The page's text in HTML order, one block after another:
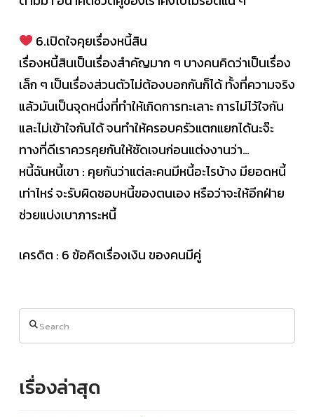
6.เปิดใจคุยเรื่องหนี้สิน
เรื่องหนี้สินเป็นเรื่องสำคัญมาก ๆ บางคนคิดว่าเป็นเรื่อง
เล็ก ๆ เป็นเรื่องส่วนตัวไม่ต้องบอกกันก็ได้ ทั้งที่ความจริง
แล้วมันเป็นจุดหนึ่งที่ทำให้เกิดการทะเลาะ การไม่ไว้ใจกัน
และไม่เข้าใจกันได้ จนทำให้ครอบครัวแตกแยกได้นะจ๊ะ
ทางที่ดีเราควรคุยกันให้ชัดเจนก่อนแต่งงานว่า…
หนี้ฉันหนี้เขา : คุยกันว่าแต่ละคนมีหนี้อะไรบ้าง มียอดหนี้
เท่าไหร่ จะรับผิดชอบหนี้ของตนเอง หรือว่าจะให้อีกฝ่าย
ช่วยแบ่งเบาภาระหนี้
เครดิต : 6 ข้อคิดเรื่องเงิน ของคนมีคู่
Search
เรื่องล่าสุด